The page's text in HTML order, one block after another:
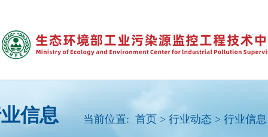
信息 当前位置: 首页 > 行业动态 > 行业信息